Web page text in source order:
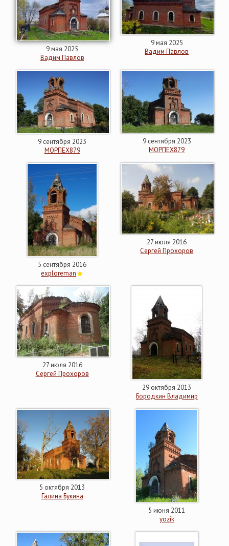
9 мая 2025
Вадим Павлов
9 мая 2025
Вадим Павлов
9 сентября 2023
МОРПЕХ879
9 сентября 2023
МОРПЕХ879
5 сентября 2016
exploreman
27 июля 2016
Сергей Прохоров
27 июля 2016
Сергей Прохоров
29 октября 2013
Бородкин Владимир
5 октября 2013
Галина Букина
5 июня 2011
yozik